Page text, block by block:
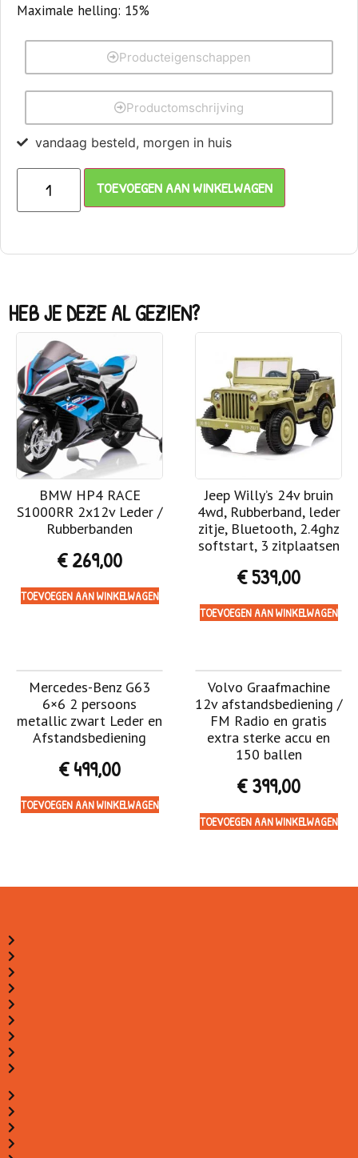
Maximale helling: 15%
Producteigenschappen
Productomschrijving
vandaag besteld, morgen in huis
TOEVOEGEN AAN WINKELWAGEN
HEB JE DEZE AL GEZIEN?
BMW HP4 RACE
S1000RR 2x12v Leder /
Rubberbanden
€269,00
TOEVOEGEN AAN WINKELWAGEN
Jeep Willy’s 24v bruin
4wd, Rubberband, leder
zitje, Bluetooth, 2.4ghz
softstart, 3 zitplaatsen
€539,00
TOEVOEGEN AAN WINKELWAGEN
Mercedes-Benz G63
6×6 2 persoons
metallic zwart Leder en
Afstandsbediening
€499,00
TOEVOEGEN AAN WINKELWAGEN
Volvo Graafmachine
12v afstandsbediening /
FM Radio en gratis
extra sterke accu en
150 ballen
€399,00
TOEVOEGEN AAN WINKELWAGEN